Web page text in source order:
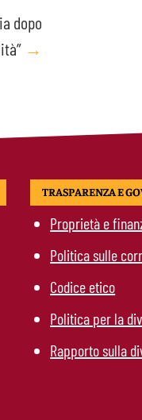
dopo
→
TRASPARENZA E
Proprietà e
Politica sulle
Codice etico
Politica per la
Rapporto sulla